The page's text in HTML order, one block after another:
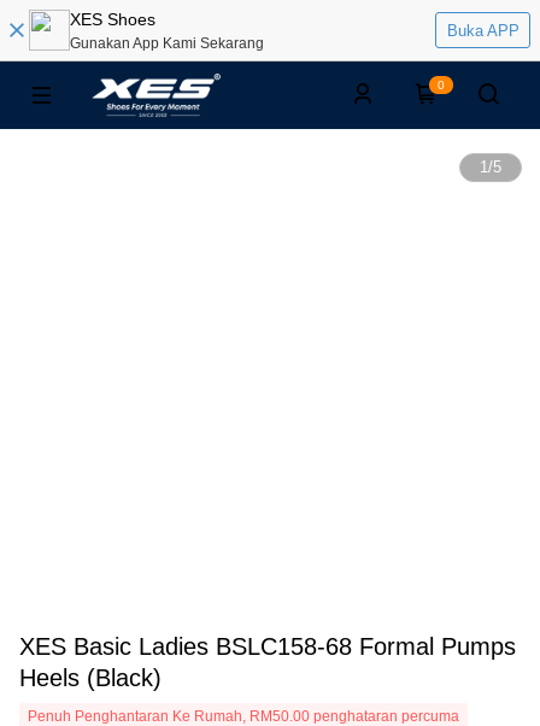
XES Shoes
Gunakan App Kami Sekarang
Buka APP
0
1/5
XES Basic Ladies BSLC158-68 Formal Pumps
Heels (Black)
Penuh Penghantaran Ke Rumah, RM50.00 penghataran percuma